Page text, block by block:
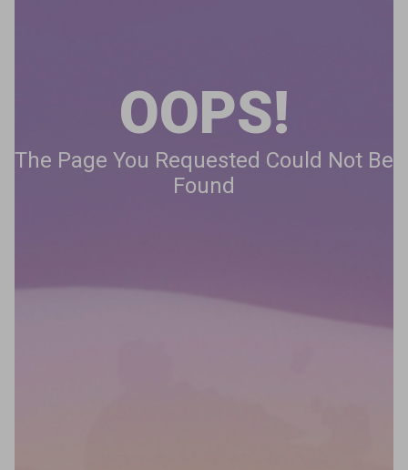
OOPS!
The Page You Requested Could Not Be
Found